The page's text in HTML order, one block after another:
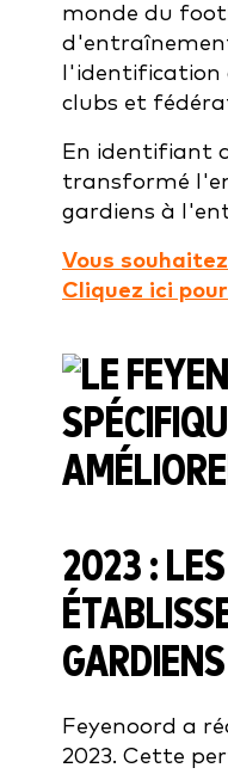
monde du
l'identification
clubs et
En identifiant
transformé
gardiens à
Vous
Cliquez ici
2023 :
Feyenoord a
2023. Cette